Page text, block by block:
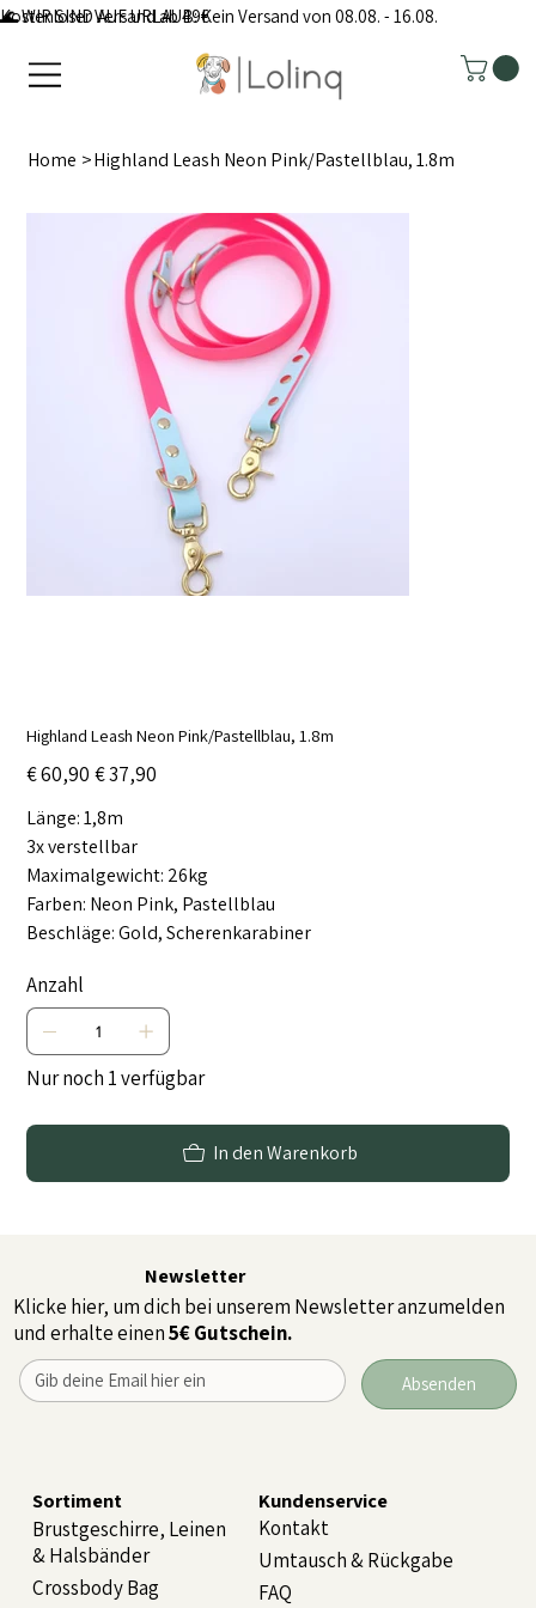
Kostenloser Versand ab 49€
🌊 WIR SIND AUF URLAUB: Kein Versand von 08.08. - 16.08.
Home >Highland Leash Neon Pink/Pastellblau, 1.8m
Highland Leash Neon Pink/Pastellblau, 1.8m
Ursprünglicher
Preis
€ 60,90 Angebotspreis
€ 37,90
Länge: 1,8m
3x verstellbar
Maximalgewicht: 26kg
Farben: Neon Pink, Pastellblau
Beschläge: Gold, Scherenkarabiner
Anzahl
Nur noch 1 verfügbar
In den Warenkorb
Sortiment
Brustgeschirre, Leinen
& Halsbänder
Crossbody Bag
Kundenservice
Kontakt
Umtausch & Rückgabe
FAQ
Newsletter
Klicke hier, um dich bei unserem Newsletter anzumelden
und erhalte einen5€ Gutschein.
Absenden